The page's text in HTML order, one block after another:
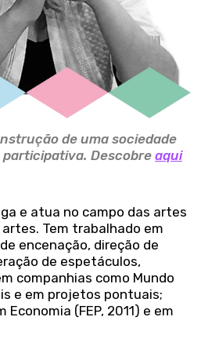
de uma sociedade
Descobre aqui
e atua no campo das artes
Tem trabalhado em
encenação, direção de
de espetáculos,
companhias como Mundo
e em projetos pontuais;
(FEP, 2011) e em